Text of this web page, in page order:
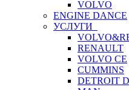
VOLVO
ENGINE DANCE
УСЛУГИ
RENAULT
VOLVO CE
CUMMINS
DETROIT